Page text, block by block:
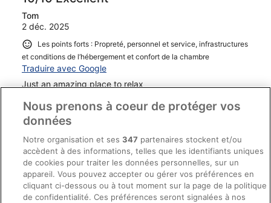
Tom
2 déc. 2025
Les points forts : Propreté, personnel et service, infrastructures
et conditions de l’hébergement et confort de la chambre
Traduire avec Google
Just an amazing place to relax
Avis vérifié
10/10 Excellent
Rebecca
23 sept. 2025
Nous prenons à coeur de protéger vos
données
Notre organisation et ses347 partenaires stockent et/ou
accèdent à des informations, telles que les identifiants uniques
de cookies pour traiter les données personnelles, sur un
appareil. Vous pouvez accepter ou gérer vos préférences en
cliquant ci-dessous ou à tout moment sur la page de la politique
de confidentialité. Ces préférences seront signalées à nos